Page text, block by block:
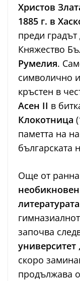
Христов
1885 г. в
преди
Княжество
Румелия.
символично
кръстен в
Асен II в
Клокотница
паметта на
българската
Още от ранна
литературата
започва
скоро
продължава